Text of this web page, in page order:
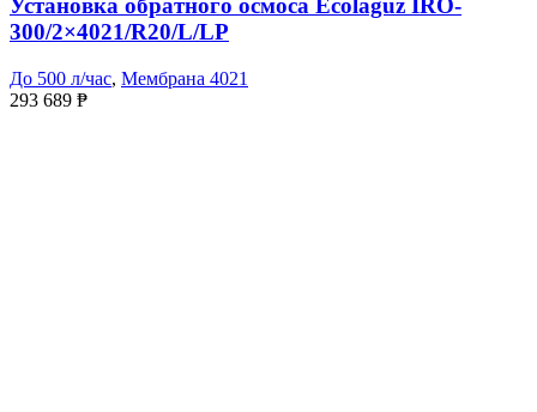
Установка обратного осмоса Ecolaguz IRO-
300/2×4021/R20/L/LP
До 500 л/час, Мембрана 4021
293 689 ₱